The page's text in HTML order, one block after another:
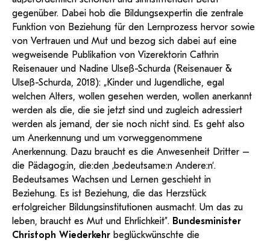
gegenüber. Dabei hob die Bildungsexpertin die zentrale
Funktion von Beziehung für den Lernprozess hervor sowie
von Vertrauen und Mut und bezog sich dabei auf eine
wegweisende Publikation von Vizerektorin Cathrin
Reisenauer und Nadine Ulseß-Schurda (Reisenauer &
Ulseß-Schurda, 2018): „Kinder und Jugendliche, egal
welchen Alters, wollen gesehen werden, wollen anerkannt
werden als die, die sie jetzt sind und zugleich adressiert
werden als jemand, der sie noch nicht sind. Es geht also
um Anerkennung und um vorweggenommene
Anerkennung. Dazu braucht es die Anwesenheit Dritter –
die Pädagog:in, die:den ‚bedeutsame:n Andere:n‘.
Bedeutsames Wachsen und Lernen geschieht in
Beziehung. Es ist Beziehung, die das Herzstück
erfolgreicher Bildungsinstitutionen ausmacht. Um das zu
leben, braucht es Mut und Ehrlichkeit”. Bundesminister
Christoph Wiederkehr beglückwünschte die